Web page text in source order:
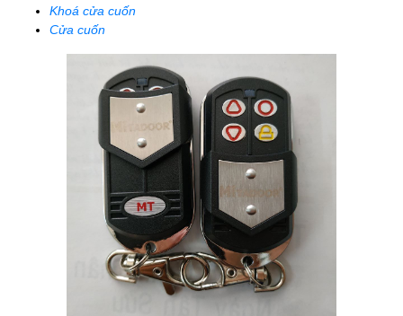
Khoá cửa cuốn
Cửa cuốn